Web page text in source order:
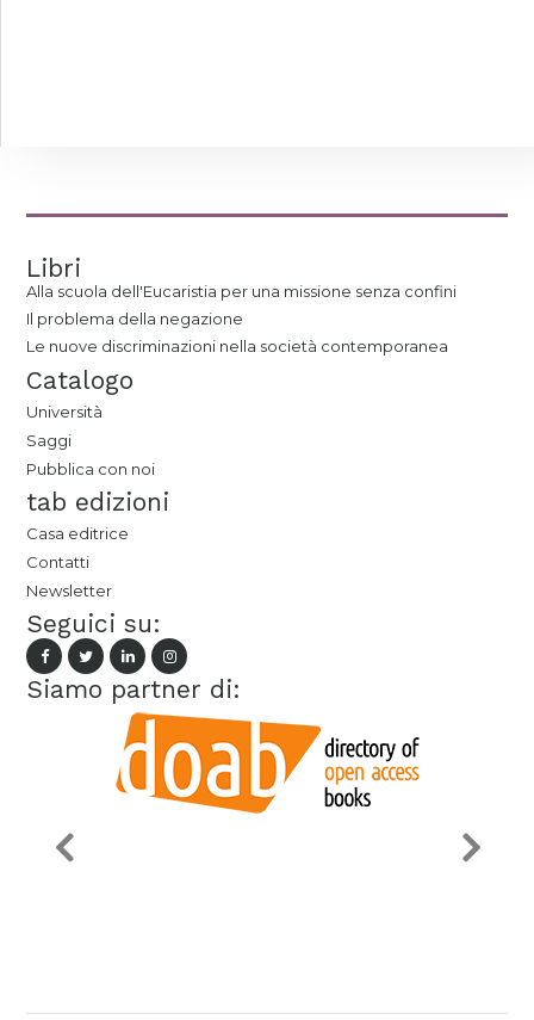
Libri
Alla scuola dell'Eucaristia per una missione senza confini
Il problema della negazione
Le nuove discriminazioni nella società contemporanea
Catalogo
Università
Saggi
Pubblica con noi
tab edizioni
Casa editrice
Contatti
Newsletter
Seguici su:
Siamo partner di: